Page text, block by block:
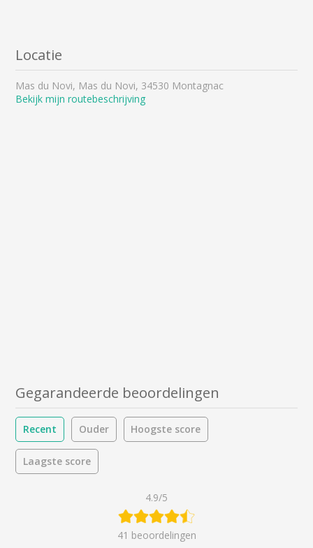
Locatie
Mas du Novi, Mas du Novi, 34530 Montagnac
Bekijk mijn routebeschrijving
Gegarandeerde beoordelingen
Recent Ouder Hoogste score
Laagste score
4.9/5
41 beoordelingen